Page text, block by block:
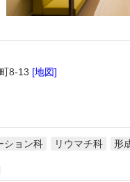
8-13 [地図]
ション科 リウマチ科 形